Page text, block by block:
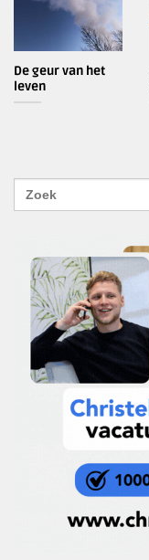
De geur van het
leven
Zoek
naar: